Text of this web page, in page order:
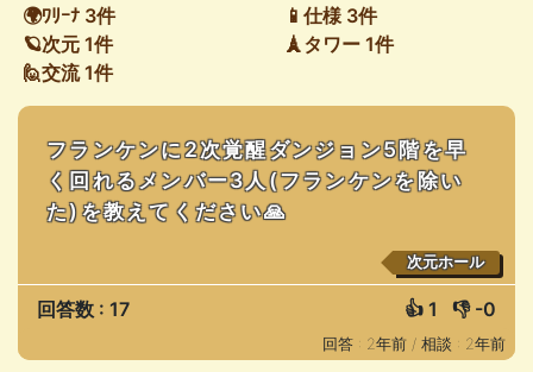
🌍ﾜﾘｰﾅ 3件
📱仕様 3件
🪐次元 1件
🗼タワー 1件
🙋交流 1件
フランケンに2次覚醒ダンジョン5階を早
く回れるメンバー3人(フランケンを除い
た)を教えてください🙏
次元ホール
回答数 : 17 👍 1 👎 -0
回答 : 2年前 / 相談 : 2年前